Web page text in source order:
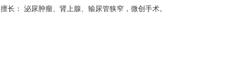
擅长： 泌尿肿瘤、肾上腺、输尿管狭窄，微创手术。